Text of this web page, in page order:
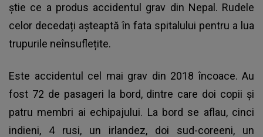
știe ce a produs accidentul grav din Nepal. Rudele
celor decedați așteaptă în fata spitalului pentru a lua
trupurile neînsuflețite.
Este accidentul cel mai grav din 2018 încoace. Au
fost 72 de pasageri la bord, dintre care doi copii și
patru membri ai echipajului. La bord se aflau, cinci
indieni, 4 rusi, un irlandez, doi sud-coreeni, un